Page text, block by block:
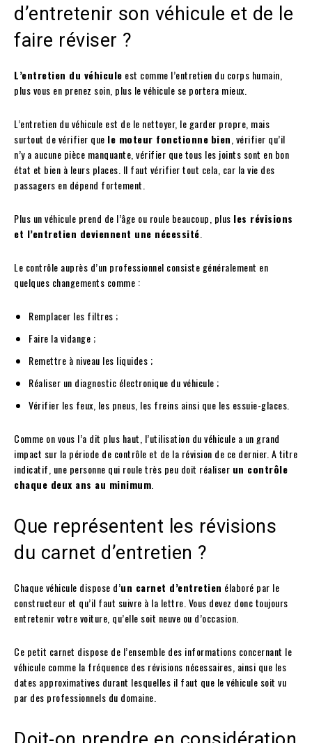
d’entretenir son véhicule et de le
faire réviser ?
L’entretien du véhicule est comme l’entretien du corps humain,
plus vous en prenez soin, plus le véhicule se portera mieux.
L’entretien du véhicule est de le nettoyer, le garder propre, mais
surtout de vérifier que le moteur fonctionne bien , vérifier qu’il
n’y a aucune pièce manquante, vérifier que tous les joints sont en bon
état et bien à leurs places. Il faut vérifier tout cela, car la vie des
passagers en dépend fortement.
Plus un véhicule prend de l’âge ou roule beaucoup, plus les révisions
et l’entretien deviennent une nécessité
Le contrôle auprès d’un professionnel consiste généralement en
quelques changements comme :
Remplacer les filtres ;
Faire la vidange ;
Remettre à niveau les liquides ;
Réaliser un diagnostic électronique du véhicule ;
Vérifier les feux, les pneus, les freins ainsi que les essuie-glaces.
Comme on vous l’a dit plus haut, l’utilisation du véhicule a un grand
impact sur la période de contrôle et de la révision de ce dernier. A titre
indicatif, une personne qui roule très peu doit réaliser un contrôle
chaque deux ans au minimum
Que représentent les révisions
du carnet d’entretien ?
Chaque véhicule dispose d’un carnet d’entretien élaboré par le
constructeur et qu’il faut suivre à la lettre. Vous devez donc toujours
entretenir votre voiture, qu’elle soit neuve ou d’occasion.
Ce petit carnet dispose de l’ensemble des informations concernant le
véhicule comme la fréquence des révisions nécessaires, ainsi que les
dates approximatives durant lesquelles il faut que le véhicule soit vu
par des professionnels du domaine.